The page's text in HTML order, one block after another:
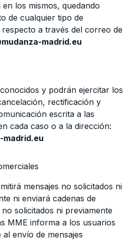
los mismos, quedando
de cualquier tipo de
respecto a través del correo de
madrid.eu
y podrán ejercitar los
rectificación y
escrita a las
cada caso o a la dirección:
madrid.eu
mensajes no solicitados ni
ni enviará cadenas de
solicitados ni previamente
MME informa a los usuarios
envío de mensajes